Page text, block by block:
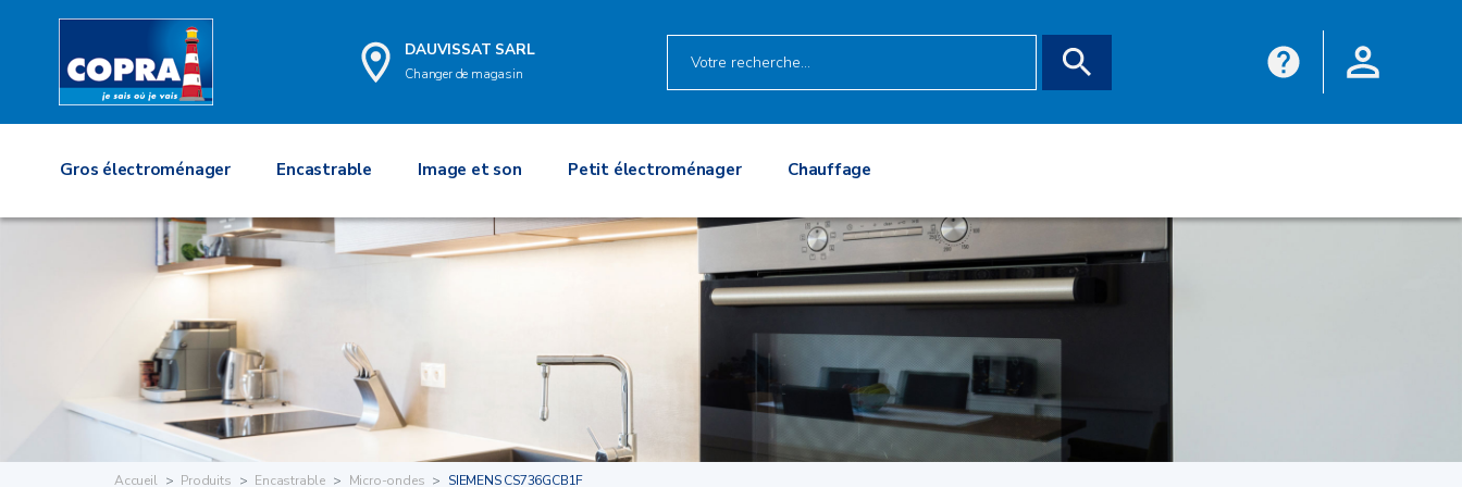
DAUVISSAT SARL
Changer de magasin
Gros électroménager Encastrable Image et son Petit électroménager Chauffage
Accueil Produits Encastrable Micro-ondes SIEMENS CS736GCB1F